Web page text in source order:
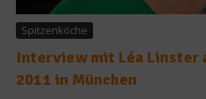
Spitzenköche
Interview mit Léa Linster
2011 in München